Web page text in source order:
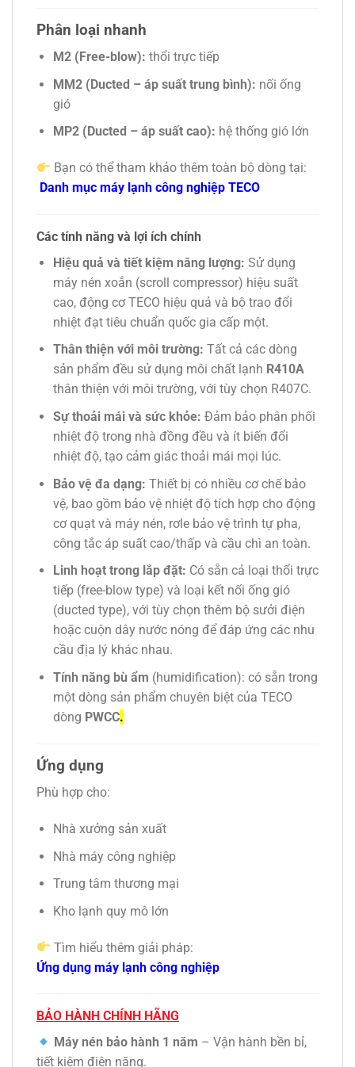
Phân loại nhanh
M2 (Free-blow): thổi trực tiếp
MM2 (Ducted – áp suất trung bình): nối ống
gió
MP2 (Ducted – áp suất cao): hệ thống gió lớn
Bạn có thể tham khảo thêm toàn bộ dòng tại:
Danh mục máy lạnh công nghiệp TECO
Các tính năng và lợi ích chính
Hiệu quả và tiết kiệm năng lượng: Sử dụng
máy nén xoắn (scroll compressor) hiệu suất
cao, động cơ TECO hiệu quả và bộ trao đổi
nhiệt đạt tiêu chuẩn quốc gia cấp một.
Thân thiện với môi trường: Tất cả các dòng
sản phẩm đều sử dụng môi chất lạnh R410A
thân thiện với môi trường, với tùy chọn R407C.
Sự thoải mái và sức khỏe: Đảm bảo phân phối
nhiệt độ trong nhà đồng đều và ít biến đổi
nhiệt độ, tạo cảm giác thoải mái mọi lúc.
Bảo vệ đa dạng: Thiết bị có nhiều cơ chế bảo
vệ, bao gồm bảo vệ nhiệt độ tích hợp cho động
cơ quạt và máy nén, rơle bảo vệ trình tự pha,
công tắc áp suất cao/thấp và cầu chì an toàn.
Linh hoạt trong lắp đặt: Có sẵn cả loại thổi trực
tiếp (free-blow type) và loại kết nối ống gió
(ducted type), với tùy chọn thêm bộ sưởi điện
hoặc cuộn dây nước nóng để đáp ứng các nhu
cầu địa lý khác nhau.
Tính năng bù ẩm (humidification): có sẵn trong
một dòng sản phẩm chuyên biệt của TECO
dòng PWCC.
Ứng dụng
Phù hợp cho:
Nhà xưởng sản xuất
Nhà máy công nghiệp
Trung tâm thương mại
Kho lạnh quy mô lớn
Tìm hiểu thêm giải pháp:
Ứng dụng máy lạnh công nghiệp
BẢO HÀNH CHÍNH HÃNG
Máy nén bảo hành 1 năm – Vận hành bền bỉ,
tiết kiệm điện năng.